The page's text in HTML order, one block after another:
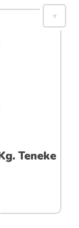
Teneke